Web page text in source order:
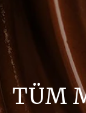
TÜM